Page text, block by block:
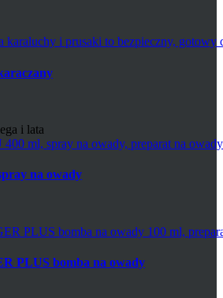
i lata
na owady
PLUS bomba na owady